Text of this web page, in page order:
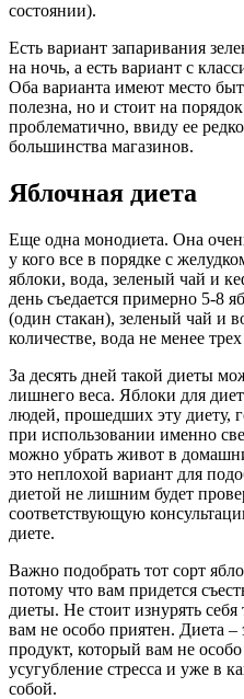
состоянии).
Есть вариант запаривания
на ночь, а есть вариант с
Оба варианта имеют место
полезна, но и стоит на
проблематично, ввиду ее
большинства магазинов.
Яблочная диета
Еще одна монодиета. Она
у кого все в порядке с
яблоки, вода, зеленый чай и
день съедается примерно 5-8
(один стакан), зеленый чай и
количестве, вода не менее
За десять дней такой диеты
лишнего веса. Яблоки для
людей, прошедших эту диету,
при использовании именно
можно убрать живот в
это неплохой вариант для
диетой не лишним будет
соответствующую
диете.
Важно подобрать тот сорт
потому что вам придется
диеты. Не стоит изнурять
вам не особо приятен. Диета –
продукт, который вам не
усугубление стресса и уже в
собой.